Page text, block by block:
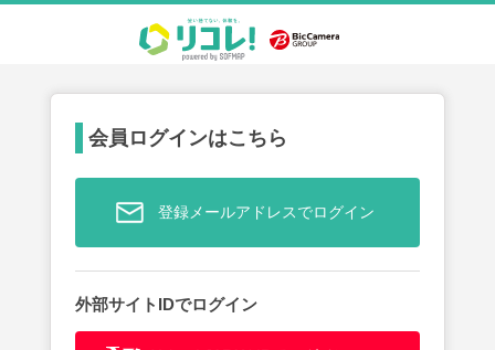
会員ログインはこちら
登録メールアドレスでログイン
外部サイトIDでログイン